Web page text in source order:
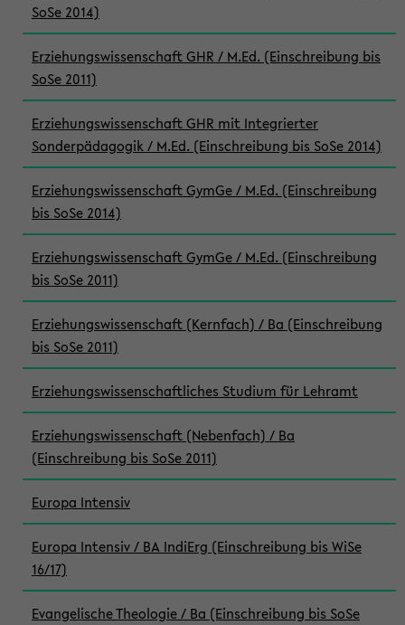
SoSe 2014)
Erziehungswissenschaft GHR / M.Ed. (Einschreibung bis
SoSe 2011)
Erziehungswissenschaft GHR mit Integrierter
Sonderpädagogik / M.Ed. (Einschreibung bis SoSe 2014)
Erziehungswissenschaft GymGe / M.Ed. (Einschreibung
bis SoSe 2014)
Erziehungswissenschaft GymGe / M.Ed. (Einschreibung
bis SoSe 2011)
Erziehungswissenschaft (Kernfach) / Ba (Einschreibung
bis SoSe 2011)
Erziehungswissenschaftliches Studium für Lehramt
Erziehungswissenschaft (Nebenfach) / Ba
(Einschreibung bis SoSe 2011)
Europa Intensiv
Europa Intensiv / BA IndiErg (Einschreibung bis WiSe
16/17)
Evangelische Theologie / Ba (Einschreibung bis SoSe